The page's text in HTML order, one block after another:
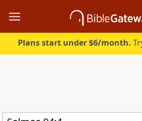
Plans start under $6/month.